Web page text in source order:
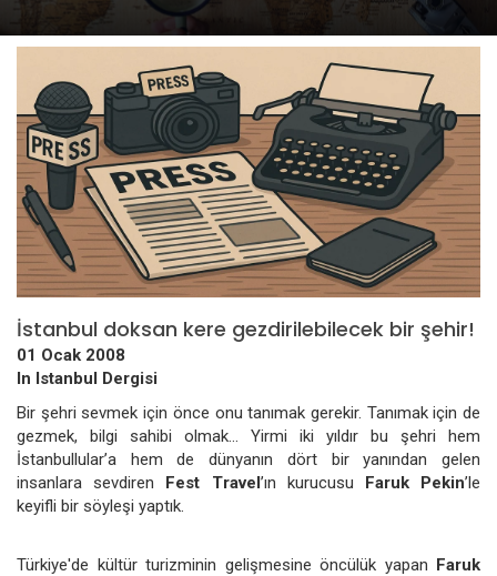
İstanbul doksan kere gezdirilebilecek bir şehir!
01 Ocak 2008
In Istanbul Dergisi
Bir şehri sevmek için önce onu tanımak gerekir. Tanımak için de
gezmek, bilgi sahibi olmak... Yirmi iki yıldır bu şehri hem
İstanbullular’a hem de dünyanın dört bir yanından gelen
insanlara sevdiren Fest Travel’ın kurucusu Faruk Pekin’le
keyifli bir söyleşi yaptık.
Türkiye'de kültür turizminin gelişmesine öncülük yapan Faruk